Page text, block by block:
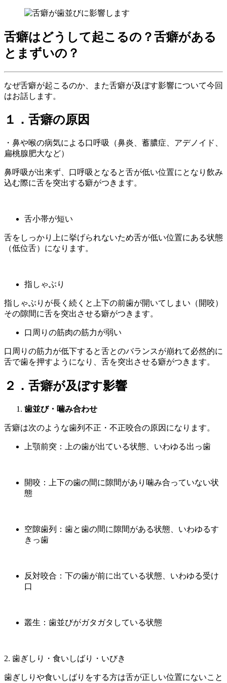
舌癖はどうして起こるの？舌癖がある
とまずいの？
なぜ舌癖が起こるのか、また舌癖が及ぼす影響について今回
はお話します。
１．舌癖の原因
・鼻や喉の病気による口呼吸（鼻炎、蓄膿症、アデノイド、
扁桃腺肥大など）
鼻呼吸が出来ず、口呼吸となると舌が低い位置にとなり飲み
込む際に舌を突出する癖がつきます。
舌小帯が短い
舌をしっかり上に挙げられないため舌が低い位置にある状態
（低位舌）になります。
指しゃぶり
指しゃぶりが長く続くと上下の前歯が開いてしまい（開咬）
その隙間に舌を突出させる癖がつきます。
口周りの筋肉の筋力が弱い
口周りの筋力が低下すると舌とのバランスが崩れて必然的に
舌で歯を押すようになり、舌を突出させる癖がつきます。
２．舌癖が及ぼす影響
歯並び・噛み合わせ
舌癖は次のような歯列不正・不正咬合の原因になります。
上顎前突：上の歯が出ている状態、いわゆる出っ歯
開咬：上下の歯の間に隙間があり噛み合っていない状
態
空隙歯列：歯と歯の間に隙間がある状態、いわゆるす
きっ歯
反対咬合：下の歯が前に出ている状態、いわゆる受け
口
叢生：歯並びがガタガタしている状態
2. 歯ぎしり・食いしばり・いびき
歯ぎしりや食いしばりをする方は舌が正しい位置にないこと